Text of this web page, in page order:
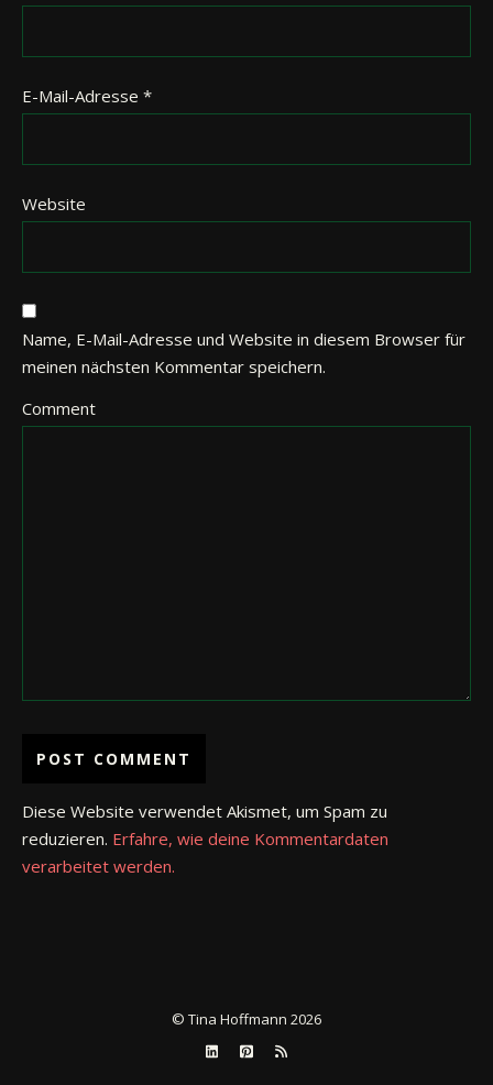
E-Mail-Adresse *
Website
Name, E-Mail-Adresse und Website in diesem Browser für
meinen nächsten Kommentar speichern.
Comment
Diese Website verwendet Akismet, um Spam zu
reduzieren. Erfahre, wie deine Kommentardaten
verarbeitet werden.
© Tina Hoffmann 2026